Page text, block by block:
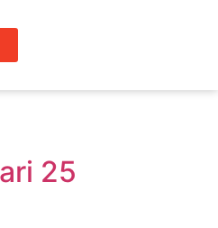
25